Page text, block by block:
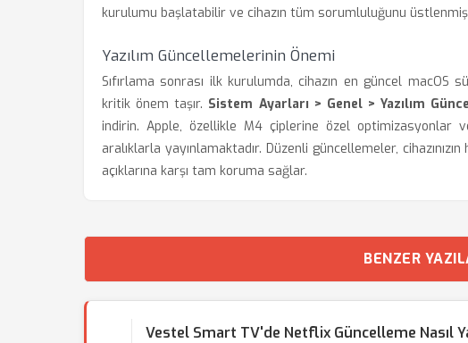
kurulumu başlatabilir ve cihazın tüm sorumluluğunu
Yazılım Güncellemelerinin Önemi
Sıfırlama sonrası ilk kurulumda, cihazın en güncel macOS
kritik önem taşır. Sistem Ayarları > Genel > Yazılım
indirin. Apple, özellikle M4 çiplerine özel optimizasyonlar
aralıklarla yayınlamaktadır. Düzenli güncellemeler,
açıklarına karşı tam koruma sağlar.
BENZER
Vestel Smart TV'de Netflix Güncelleme Nasıl